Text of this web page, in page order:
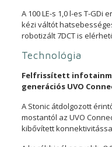
A 100 LE-s 1,0 l-es T-
kézi váltót
robotizált 7DCT is
Technológia
Felfrissített
generációs UVO
A Stonic átdolgozott
mostantól az UVO
kibővített